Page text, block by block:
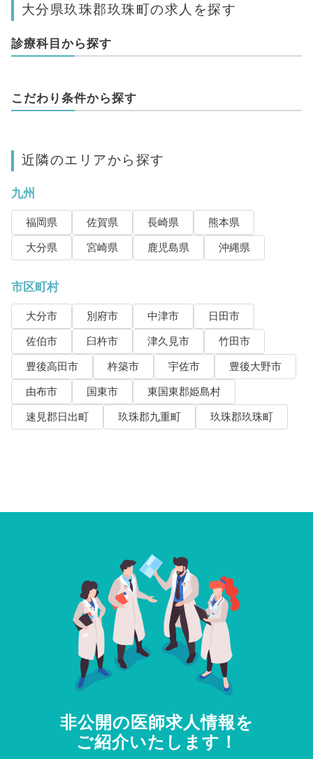
大分県玖珠郡玖珠町の求人を探す
診療科目から探す
こだわり条件から探す
近隣のエリアから探す
九州
福岡県 佐賀県 長崎県
熊本県
大分県
宮崎県 鹿児島県 沖縄県
市区町村
大分市 別府市 中津市
日田市
佐伯市
臼杵市 津久見市
竹田市
豊後高田市
杵築市 宇佐市
豊後大野市
由布市
国東市
東国東郡姫島村
速見郡日出町
玖珠郡九重町 玖珠郡玖珠町
非公開の医師求人情報を
ご紹介いたします！